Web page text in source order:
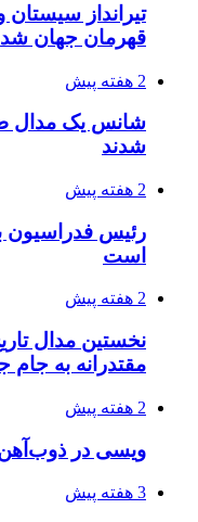
تیرانداز
قهرمان جهان شد
2 هفته پیش
شدند
2 هفته پیش
رئیس فدراسیون
است
2 هفته پیش
نخستین مدال
مقتدرانه به جام
2 هفته پیش
ویسی در
3 هفته پیش